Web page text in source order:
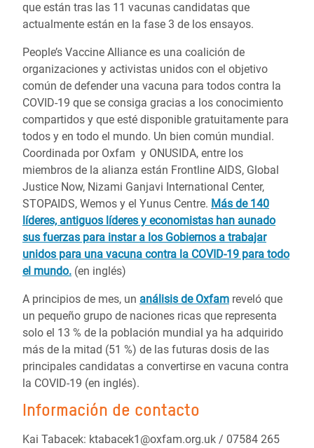
que están tras las 11 vacunas candidatas que
actualmente están en la fase 3 de los ensayos.
People’s Vaccine Alliance es una coalición de
organizaciones y activistas unidos con el objetivo
común de defender una vacuna para todos contra la
COVID-19 que se consiga gracias a los conocimiento
compartidos y que esté disponible gratuitamente para
todos y en todo el mundo. Un bien común mundial.
Coordinada por Oxfam y ONUSIDA, entre los
miembros de la alianza están Frontline AIDS, Global
Justice Now, Nizami Ganjavi International Center,
STOPAIDS, Wemos y el Yunus Centre. Más de 140
líderes, antiguos líderes y economistas han aunado
sus fuerzas para instar a los Gobiernos a trabajar
unidos para una vacuna contra la COVID-19 para todo
el mundo. (en inglés)
A principios de mes, un análisis de Oxfam reveló que
un pequeño grupo de naciones ricas que representa
solo el 13 % de la población mundial ya ha adquirido
más de la mitad (51 %) de las futuras dosis de las
principales candidatas a convertirse en vacuna contra
la COVID-19 (en inglés).
Información de contacto
Kai Tabacek: ktabacek1@oxfam.org.uk / 07584 265